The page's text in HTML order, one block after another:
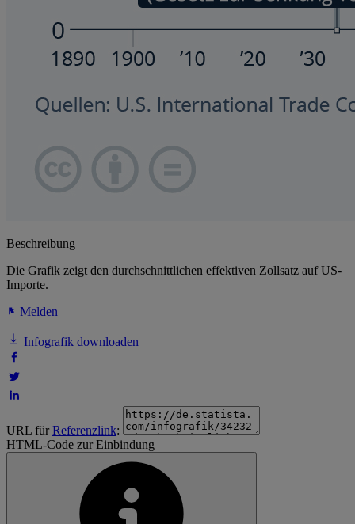
Beschreibung
Die Grafik zeigt den durchschnittlichen effektiven Zollsatz auf US-
Importe.
Melden
Infografik downloaden
URL fürReferenzlink:
HTML-Code zur Einbindung